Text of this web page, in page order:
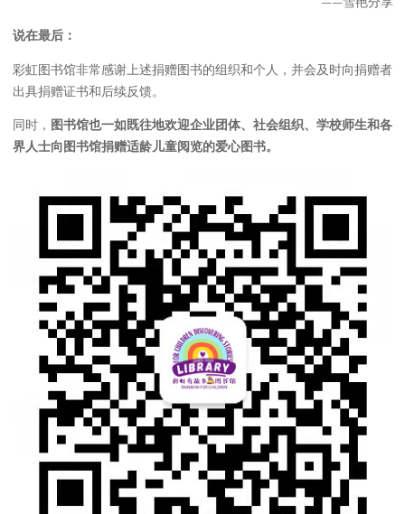
说在最后：
彩虹图书馆非常感谢上述捐赠图书的组织和个人，并会及时向捐赠者
出具捐赠证书和后续反馈。
同时， 图书馆也一如既往地欢迎企业团体、社会组织、学校师生和各
界人士向图书馆捐赠适龄儿童阅览的爱心图书。